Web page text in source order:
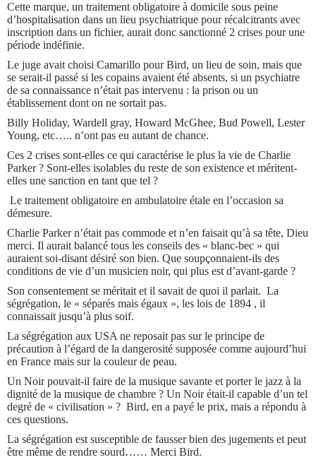
Cette marque, un traitement obligatoire à domicile sous peine
d’hospitalisation dans un lieu psychiatrique pour récalcitrants avec
inscription dans un fichier, aurait donc sanctionné 2 crises pour une
période indéfinie.
Le juge avait choisi Camarillo pour Bird, un lieu de soin, mais que
se serait-il passé si les copains avaient été absents, si un psychiatre
de sa connaissance n’était pas intervenu : la prison ou un
établissement dont on ne sortait pas.
Billy Holiday, Wardell gray, Howard McGhee, Bud Powell, Lester
Young, etc….. n’ont pas eu autant de chance.
Ces 2 crises sont-elles ce qui caractérise le plus la vie de Charlie
Parker ? Sont-elles isolables du reste de son existence et méritent-
elles une sanction en tant que tel ?
Le traitement obligatoire en ambulatoire étale en l’occasion sa
démesure.
Charlie Parker n’était pas commode et n’en faisait qu’à sa tête, Dieu
merci. Il aurait balancé tous les conseils des « blanc-bec » qui
auraient soi-disant désiré son bien. Que soupçonnaient-ils des
conditions de vie d’un musicien noir, qui plus est d’avant-garde ?
Son consentement se méritait et il savait de quoi il parlait. La
ségrégation, le « séparés mais égaux », les lois de 1894 , il
connaissait jusqu’à plus soif.
La ségrégation aux USA ne reposait pas sur le principe de
précaution à l’égard de la dangerosité supposée comme aujourd’hui
en France mais sur la couleur de peau.
Un Noir pouvait-il faire de la musique savante et porter le jazz à la
dignité de la musique de chambre ? Un Noir était-il capable d’un tel
degré de « civilisation » ? Bird, en a payé le prix, mais a répondu à
ces questions.
La ségrégation est susceptible de fausser bien des jugements et peut
être même de rendre sourd…… Merci Bird.